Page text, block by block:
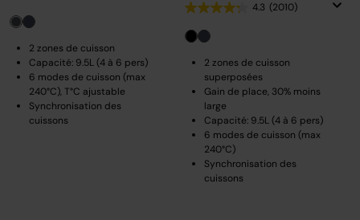
2 zones de cuisson
Capacité: 9.5L (4 à 6 pers)
6 modes de cuisson (max
240°C), T°C ajustable
Synchronisation des
cuissons
4.3 (2010)
2 zones de cuisson
superposées
Gain de place, 30% moins
large
Capacité: 9.5L (4 à 6 pers)
6 modes de cuisson (max
240°C)
Synchronisation des
cuissons